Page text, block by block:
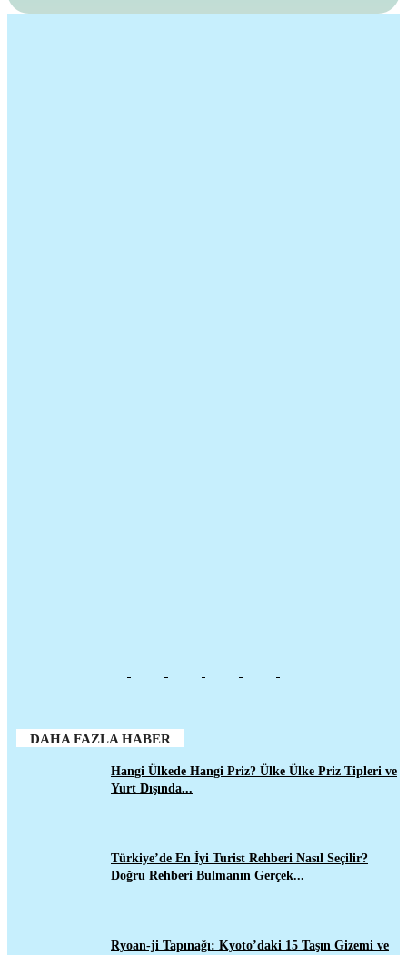
DAHA FAZLA HABER
Hangi Ülkede Hangi Priz? Ülke Ülke Priz Tipleri ve
Yurt Dışında...
Türkiye’de En İyi Turist Rehberi Nasıl Seçilir?
Doğru Rehberi Bulmanın Gerçek...
Ryoan-ji Tapınağı: Kyoto’daki 15 Taşın Gizemi ve